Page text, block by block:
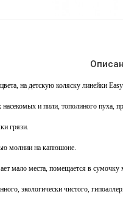
на детскую коляску линейки
и пили, тополиного пуха,
грязи.
молнии на капюшоне.
мало места, помещается в сумочку
экологически чистого,